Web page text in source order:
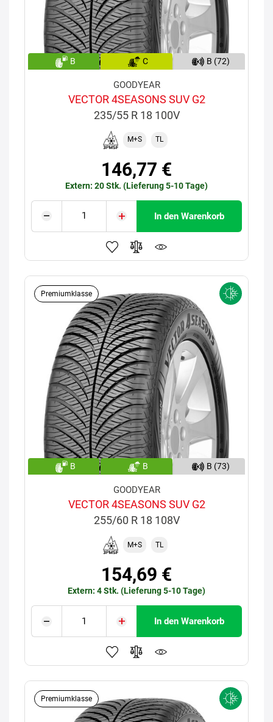
B C B (72)
GOODYEAR
VECTOR 4SEASONS SUV G2
235/55 R 18 100V
M+S TL
146,77 €
Extern: 20 Stk. (Lieferung 5-10 Tage)
In den Warenkorb
Premiumklasse
B B B (73)
GOODYEAR
VECTOR 4SEASONS SUV G2
255/60 R 18 108V
M+S TL
154,69 €
Extern: 4 Stk. (Lieferung 5-10 Tage)
In den Warenkorb
Premiumklasse